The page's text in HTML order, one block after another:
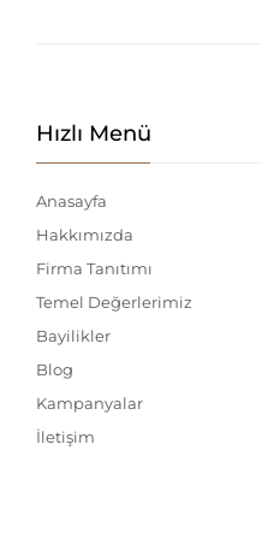
Hızlı Menü
Anasayfa
Hakkımızda
Firma Tanıtımı
Temel Değerlerimiz
Bayilikler
Blog
Kampanyalar
İletişim